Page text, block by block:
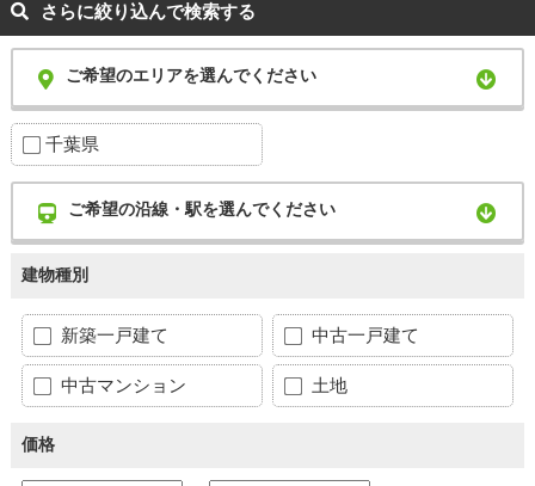
さらに絞り込んで検索する
ご希望のエリアを選んでください
千葉県
ご希望の沿線・駅を選んでください
建物種別
新築一戸建て 中古一戸建て
中古マンション 土地
価格